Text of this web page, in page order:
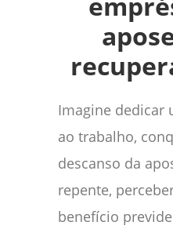
Imagine dedicar
ao trabalho,
descanso da
repente,
benefício